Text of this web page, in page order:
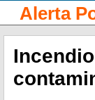
Alerta